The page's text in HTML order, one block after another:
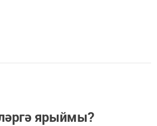
ярыймы?